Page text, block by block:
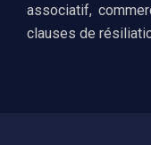
associatif,
clauses de